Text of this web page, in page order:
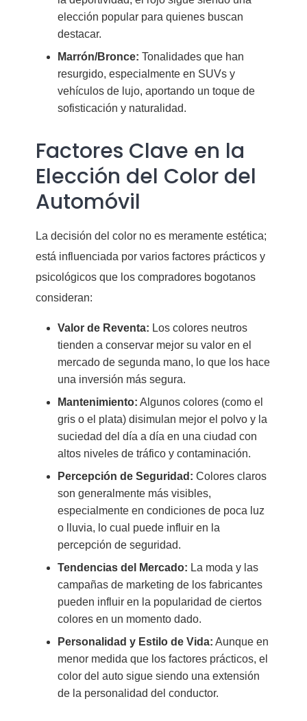
elección popular para quienes buscan
destacar.
Marrón/Bronce: Tonalidades que han
resurgido, especialmente en SUVs y
vehículos de lujo, aportando un toque de
sofisticación y naturalidad.
Factores Clave en la
Elección del Color del
Automóvil
La decisión del color no es meramente estética;
está influenciada por varios factores prácticos y
psicológicos que los compradores bogotanos
consideran:
Valor de Reventa: Los colores neutros
tienden a conservar mejor su valor en el
mercado de segunda mano, lo que los hace
una inversión más segura.
Mantenimiento: Algunos colores (como el
gris o el plata) disimulan mejor el polvo y la
suciedad del día a día en una ciudad con
altos niveles de tráfico y contaminación.
Percepción de Seguridad: Colores claros
son generalmente más visibles,
especialmente en condiciones de poca luz
o lluvia, lo cual puede influir en la
percepción de seguridad.
Tendencias del Mercado: La moda y las
campañas de marketing de los fabricantes
pueden influir en la popularidad de ciertos
colores en un momento dado.
Personalidad y Estilo de Vida: Aunque en
menor medida que los factores prácticos, el
color del auto sigue siendo una extensión
de la personalidad del conductor.